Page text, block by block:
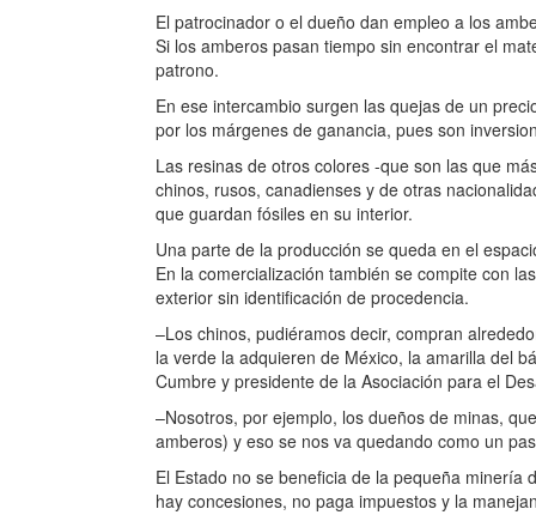
El patrocinador o el dueño dan empleo a los
Si los amberos pasan tiempo sin encontrar el
patrono.
En ese intercambio surgen las quejas de un
por los márgenes de ganancia, pues son
Las resinas de otros colores -que son las que
chinos, rusos, canadienses y de otras
que guardan fósiles en su interior.
Una parte de la producción se queda en el
En la comercialización también se compite con
exterior sin identificación de procedencia.
–Los chinos, pudiéramos decir, compran
la verde la adquieren de México, la amarilla del
Cumbre y presidente de la Asociación para el
–Nosotros, por ejemplo, los dueños de minas,
amberos) y eso se nos va quedando como un
El Estado no se beneficia de la pequeña
hay concesiones, no paga impuestos y la